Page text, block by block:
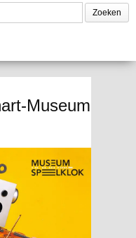
Museum-